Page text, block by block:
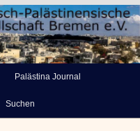
Palästina Journal
Suchen